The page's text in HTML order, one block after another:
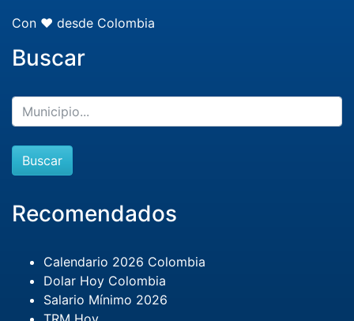
Con ❤️ desde Colombia
Buscar
Buscar
Recomendados
Calendario 2026 Colombia
Dolar Hoy Colombia
Salario Mínimo 2026